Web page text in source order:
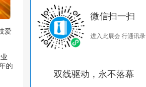
爱
的
微信扫一扫
进入此展会 行通讯录
双线驱动，永不落幕